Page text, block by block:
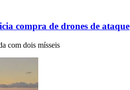
compra de drones de ataque
com dois mísseis